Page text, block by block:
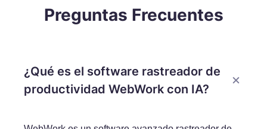
Preguntas Frecuentes
¿Qué es el software rastreador de
productividad WebWork con IA?